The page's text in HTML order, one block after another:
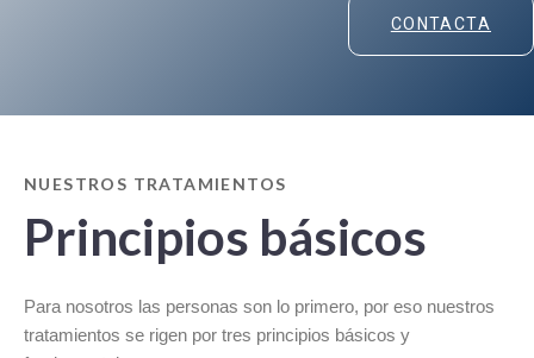
CONTACTA
NUESTROS TRATAMIENTOS
Principios básicos
Para nosotros las personas son lo primero, por eso nuestros
tratamientos se rigen por tres principios básicos y